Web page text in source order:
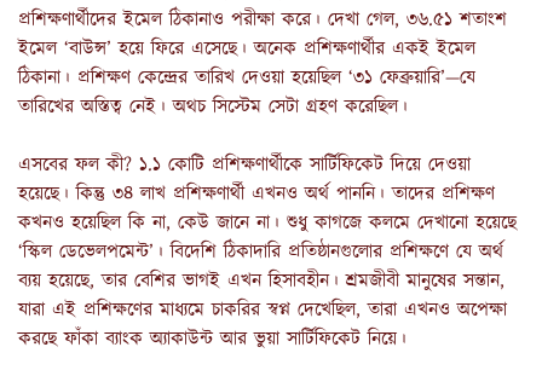
প্রশিক্ষণার্থীদের ইমেল ঠিকানাও পরীক্ষা করে। দেখা গেল, ৩৬.৫১ শতাংশ
ইমেল ‘বাউন্স’ হয়ে ফিরে এসেছে। অনেক প্রশিক্ষণার্থীর একই ইমেল
ঠিকানা। প্রশিক্ষণ কেন্দ্রের তারিখ দেওয়া হয়েছিল ‘৩১ ফেব্রুয়ারি’—যে
তারিখের অস্তিত্ব নেই। অথচ সিস্টেম সেটা গ্রহণ করেছিল।
এসবের ফল কী? ১.১ কোটি প্রশিক্ষণার্থীকে সার্টিফিকেট দিয়ে দেওয়া
হয়েছে। কিন্তু ৩৪ লাখ প্রশিক্ষণার্থী এখনও অর্থ পাননি। তাদের প্রশিক্ষণ
কখনও হয়েছিল কি না, কেউ জানে না। শুধু কাগজে কলমে দেখানো হয়েছে
‘স্কিল ডেভেলপমেন্ট’। বিদেশি ঠিকাদারি প্রতিষ্ঠানগুলোর প্রশিক্ষণে যে অর্থ
ব্যয় হয়েছে, তার বেশির ভাগই এখন হিসাবহীন। শ্রমজীবী মানুষের সন্তান,
যারা এই প্রশিক্ষণের মাধ্যমে চাকরির স্বপ্ন দেখেছিল, তারা এখনও অপেক্ষা
করছে ফাঁকা ব্যাংক অ্যাকাউন্ট আর ভুয়া সার্টিফিকেট নিয়ে।